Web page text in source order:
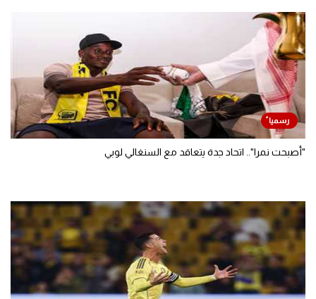
"أصبحت نمرا".. اتحاد جدة يتعاقد مع السنغالي لوبي